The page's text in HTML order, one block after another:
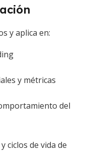
y aplica en:
y métricas
del
ciclos de vida de